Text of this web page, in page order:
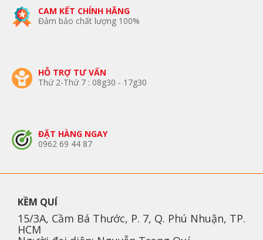
CAM KẾT CHÍNH HÃNG
Đảm bảo chất lượng 100%
HỖ TRỢ TƯ VẤN
Thứ 2-Thứ 7 : 08g30 - 17g30
ĐẶT HÀNG NGAY
0962 69 44 87
KỀM QUÍ
15/3A, Cầm Bá Thước, P. 7, Q. Phú Nhuận, TP.
HCM